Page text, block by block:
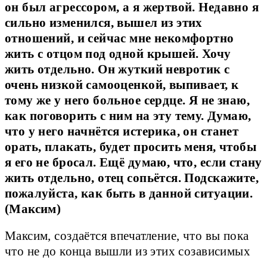
он был агрессором, а я жертвой. Недавно я
сильно изменился, вышел из этих
отношений, и сейчас мне некомфортно
жить с отцом под одной крышей. Хочу
жить отдельно. Он жуткий невротик с
очень низкой самооценкой, выпивает, к
тому же у него больное сердце. Я не знаю,
как поговорить с ним на эту тему. Думаю,
что у него начнётся истерика, он станет
орать, плакать, будет просить меня, чтобы
я его не бросал. Ещё думаю, что, если стану
жить отдельно, отец сопьётся. Подскажите,
пожалуйста, как быть в данной ситуации.
(Максим)
Максим, создаётся впечатление, что вы пока
что не до конца вышли из этих созависимых